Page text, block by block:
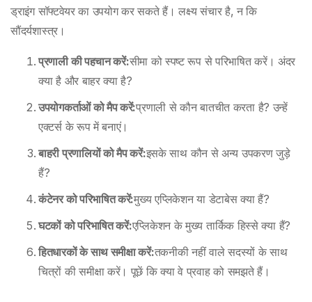
ड्राइंग सॉफ्टवेयर का उपयोग कर सकते हैं। लक्ष्य संचार है, न कि
सौंदर्यशास्त्र।
प्रणाली की पहचान करें:सीमा को स्पष्ट रूप से परिभाषित करें। अंदर
क्या है और बाहर क्या है?
उपयोगकर्ताओं को मैप करें:प्रणाली से कौन बातचीत करता है? उन्हें
एक्टर्स के रूप में बनाएं।
बाहरी प्रणालियों को मैप करें:इसके साथ कौन से अन्य उपकरण जुड़े
हैं?
कंटेनर को परिभाषित करें:मुख्य एप्लिकेशन या डेटाबेस क्या हैं?
घटकों को परिभाषित करें:एप्लिकेशन के मुख्य तार्किक हिस्से क्या हैं?
हितधारकों के साथ समीक्षा करें:तकनीकी नहीं वाले सदस्यों के साथ
चित्रों की समीक्षा करें। पूछें कि क्या वे प्रवाह को समझते हैं।